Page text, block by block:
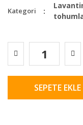
Kategori
SEPETE EKLE